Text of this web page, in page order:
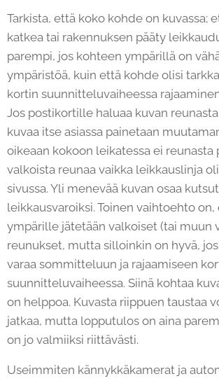
Tarkista, että koko kohde on kuvassa;
katkea tai rakennuksen pääty
parempi, jos kohteen ympärillä on
ympäristöä, kuin että kohde olisi
kortin suunnitteluvaiheessa
Jos postikortille haluaa kuvan
kuvaa itse asiassa painetaan
oikeaan kokoon leikatessa ei reunasta
valkoista reunaa vaikka leikkauslinja
sivussa. Yli menevää kuvan osaa
leikkausvaroiksi. Toinen vaihtoehto on,
ympärille jätetään valkoiset (tai muun
reunukset, mutta silloinkin on hyvä,
varaa sommitteluun ja rajaamiseen
suunnitteluvaiheessa. Siinä kohtaa
on helppoa. Kuvasta riippuen taustaa
jatkaa, mutta lopputulos on aina
on jo valmiiksi riittävästi.
Useimmiten kännykkäkamerat ja